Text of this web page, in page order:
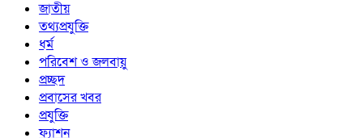
জাতীয়
তথ্যপ্রযুক্তি
ধর্ম
পরিবেশ ও জলবায়ু
প্রচ্ছদ
প্রবাসের খবর
প্রযুক্তি
ফ্যাশন